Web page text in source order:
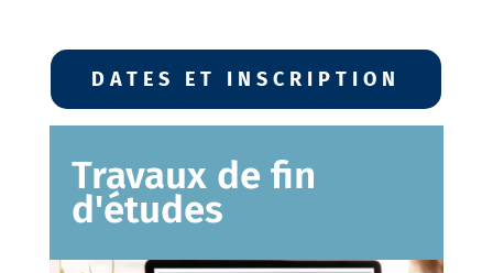
DATES ET INSCRIPTION
Travaux de fin
d'études